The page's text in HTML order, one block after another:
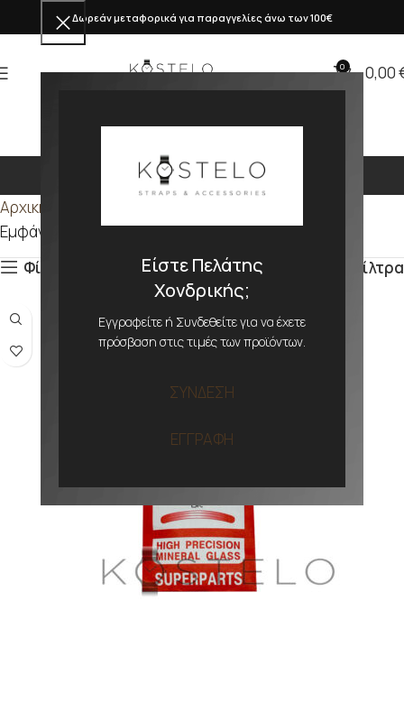
Είστε Πελάτης
Χονδρικής;
Εγγραφείτε ή Συνδεθείτε για να έχετε
πρόσβαση στις τιμές των προϊόντων.
ΣΥΝΔΕΣΗ
ΕΓΓΡΑΦΗ
Δωρεάν μεταφορικά για παραγγελίες άνω των 100€
0 0,00
327mm
Αρχική σελίδα
Εμφάνιση του μοναδικού αποτελέσματος
Φίλτρα
Φίλτρα